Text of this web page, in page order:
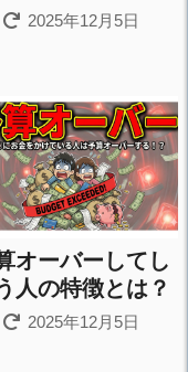
2025年12月5日
オーバーしてし
人の特徴とは？
2025年12月5日